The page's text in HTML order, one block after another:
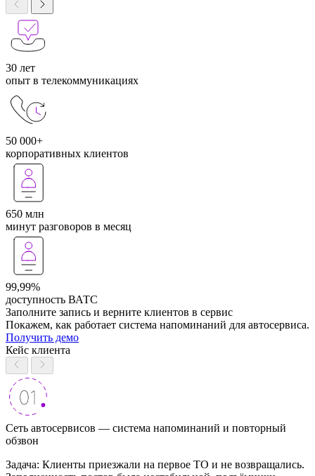
30 лет
опыт в телекоммуникациях
50 000+
корпоративных клиентов
650 млн
минут разговоров в месяц
99,99%
доступность ВАТС
Заполните запись и верните клиентов в сервис
Покажем, как работает система напоминаний для автосервиса.
Получить демо
Кейс клиента
Сеть автосервисов — система напоминаний и повторный
обзвон
Задача: Клиенты приезжали на первое ТО и не возвращались.